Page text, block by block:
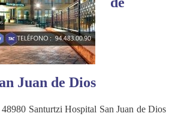
Juan de Dios
Santurtzi Hospital San Juan de Dios